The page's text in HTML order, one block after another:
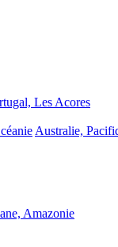
Les Acores
Australie,
Amazonie